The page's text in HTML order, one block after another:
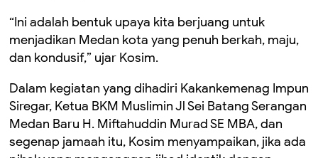
“Ini adalah bentuk upaya kita berjuang untuk
menjadikan Medan kota yang penuh berkah, maju,
dan kondusif,” ujar Kosim.
Dalam kegiatan yang dihadiri Kakankemenag Impun
Siregar, Ketua BKM Muslimin Jl Sei Batang Serangan
Medan Baru H. Miftahuddin Murad SE MBA, dan
segenap jamaah itu, Kosim menyampaikan, jika ada